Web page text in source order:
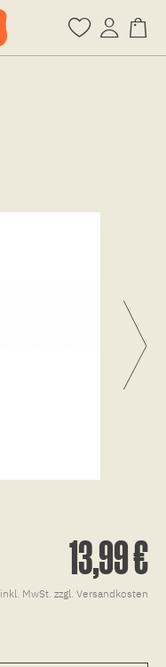
13,99 €
inkl. MwSt. zzgl. Versandkosten